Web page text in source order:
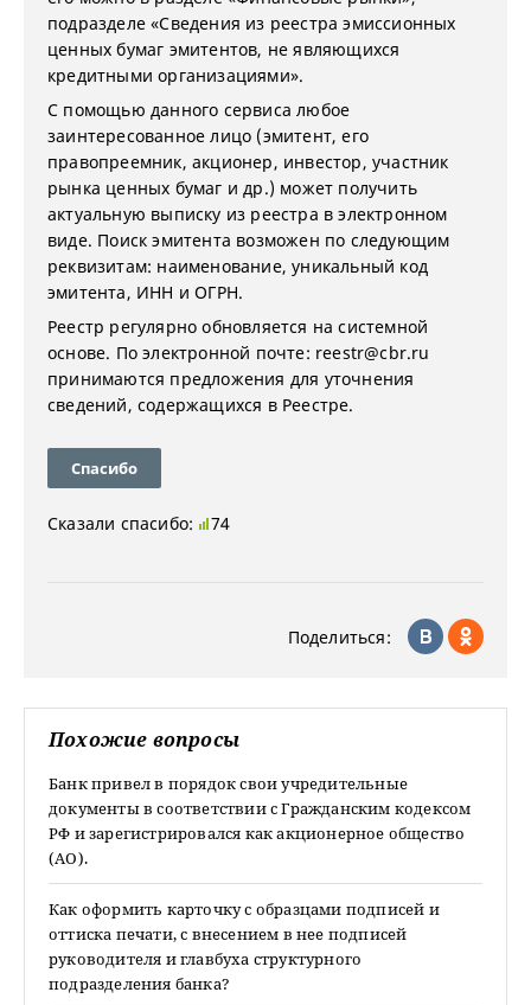
подразделе «Сведения из реестра эмиссионных
ценных бумаг эмитентов, не являющихся
кредитными организациями».
С помощью данного сервиса любое
заинтересованное лицо (эмитент, его
правопреемник, акционер, инвестор, участник
рынка ценных бумаг и др.) может получить
актуальную выписку из реестра в электронном
виде. Поиск эмитента возможен по следующим
реквизитам: наименование, уникальный код
эмитента, ИНН и ОГРН.
Реестр регулярно обновляется на системной
основе. По электронной почте: reestr@cbr.ru
принимаются предложения для уточнения
сведений, содержащихся в Реестре.
Спасибо
Сказали спасибо: 74
Поделиться:
Похожие вопросы
Банк привел в порядок свои учредительные
документы в соответствии с Гражданским кодексом
РФ и зарегистрировался как акционерное общество
(АО).
Как оформить карточку с образцами подписей и
оттиска печати, с внесением в нее подписей
руководителя и главбуха структурного
подразделения банка?